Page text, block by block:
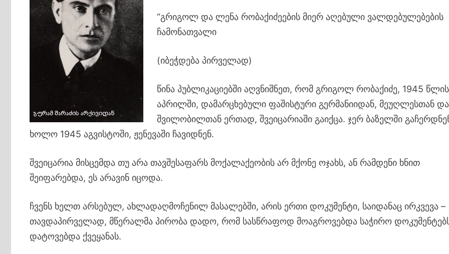
“გრიგოლ და ლენა რობაქიძეების მიერ აღებული ვალდებულებების
ჩამონათვალი
(იბეჭდება პირველად)
წინა პუბლიკაციებში აღვნიშნეთ, რომ გრიგოლ რობაქიძე, 1945 წლის
აპრილში, დამარცხებული ფაშისტური გერმანიიდან, მეუღლესთან და
შვილობილთან ერთად, შვეიცარიაში გაიქცა. ჯერ ბაზელში
ხოლო 1945 აგვისტოში, ჟენევაში ჩავიდნენ.
შვეიცარია მისცემდა თუ არა თავშესაფარს მოქალაქეობის არ მქონე ოჯახს, ან რამდენი ხნით
შეიფარებდა, ეს არავინ იცოდა.
ჩვენს ხელთ არსებულ, ახლადაღმოჩენილ მასალებში, არის ერთი დოკუმენტი, საიდანაც ირკვევა –
თავდაპირველად, მწერალმა პირობა დადო, რომ სასწრაფოდ მოაგროვებდა საჭირო
დატოვებდა ქვეყანას.